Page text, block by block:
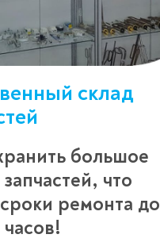
склад
большое
что
ремонта до